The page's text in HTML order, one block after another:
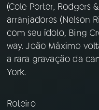
X
(Cole Porter, Rodgers
arranjadores (Nelson
com seu ídolo, Bing
way. João Máximo
a rara gravação da
York.
Roteiro